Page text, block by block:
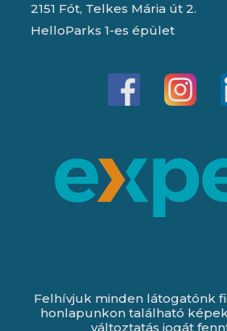
2151 Fót, Telkes Mária út 2.
HelloParks 1-es épület
Felhívjuk minden látogatónk
honlapunkon található
változtatás jogát